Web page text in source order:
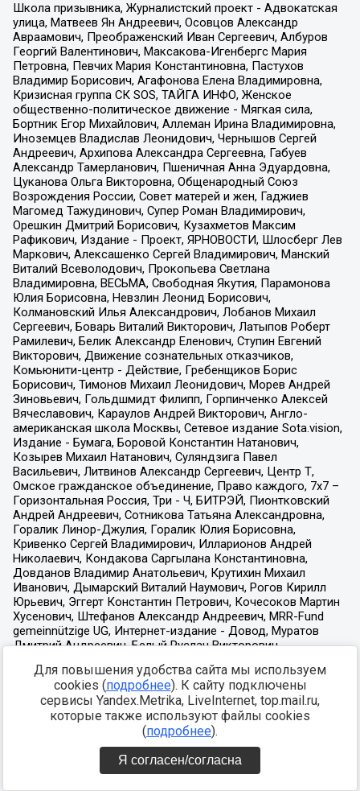
Для повышения удобства сайта мы используем
cookies (подробнее). К сайту подключены
сервисы Yandex.Metrika, LiveInternet, top.mail.ru,
которые также используют файлы cookies
(подробнее).
Я согласен/согласна